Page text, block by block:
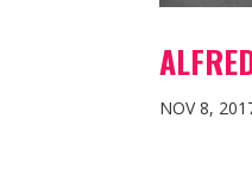
NOV 8,